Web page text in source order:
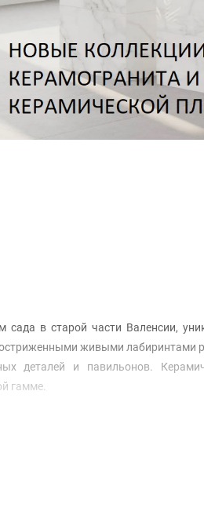
в старой части Валенсии,
живыми лабиринтами
деталей и павильонов.
гамме.